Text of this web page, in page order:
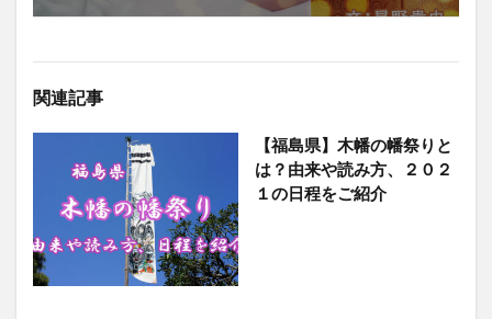
関連記事
【福島県】木幡の幡祭りと
は？由来や読み方、２０２
１の日程をご紹介